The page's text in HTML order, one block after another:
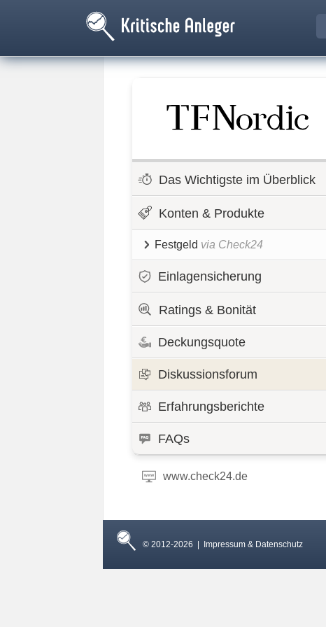
Das Wichtigste im Überblick
Konten & Produkte
Festgeld via Check24
Einlagensicherung
Ratings & Bonität
Deckungsquote
Diskussionsforum
Erfahrungsberichte
FAQs
www.check24.de
© 2012-2026 | Impressum & Datenschutz